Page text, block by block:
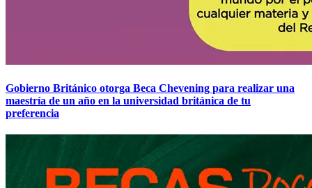
Gobierno Británico otorga Beca Chevening para realizar una
maestría de un año en la universidad británica de tu
preferencia